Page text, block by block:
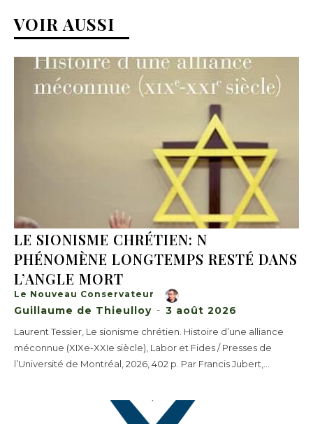
VOIR AUSSI
LE SIONISME CHRÉTIEN: N
PHÉNOMÈNE LONGTEMPS RESTÉ DANS
L’ANGLE MORT
Le Nouveau Conservateur
Guillaume de Thieulloy - 3 août 2026
Laurent Tessier, Le sionisme chrétien. Histoire d’une alliance
méconnue (XIXe-XXIe siècle), Labor et Fides / Presses de
l’Université de Montréal, 2026, 402 p. Par Francis Jubert,...